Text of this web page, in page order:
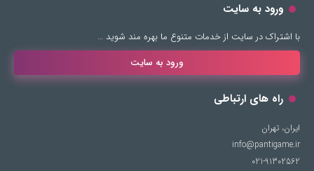
ورود به سایت
با اشتراک در سایت از خدمات متنوع ما بهره مند شوید …
ورود به سایت
راه های ارتباطی
ایران، تهران
info@pantigame.ir
021-91302562